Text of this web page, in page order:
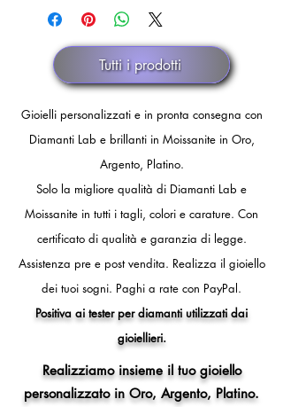
discrezionale.
dello spedizioniere o dopo 30 giorni
Se il prodotto non è disponibile è
comunque possibile procedere
all'acquisto, con un tempo di
preparazione di circa 4 settimane.
Tutti i prodotti
Gioielli personalizzati e in pronta consegna con
Diamanti Lab e brillanti in Moissanite in Oro,
Argento, Platino.
Solo la migliore qualità di Diamanti Lab e
Moissanite in tutti i tagli, colori e carature. Con
certificato di qualità e garanzia di legge.
Assistenza pre e post vendita. Realizza il gioiello
dei tuoi sogni. Paghi a rate con PayPal.
Positiva ai tester per diamanti utilizzati dai
gioiellieri.
Realizziamo insieme il tuo gioiello
personalizzato in Oro, Argento, Platino.